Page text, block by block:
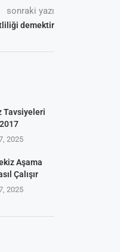
sonraki yazı
demektir
Tavsiyeleri
2025
Aşama
Çalışır
2025